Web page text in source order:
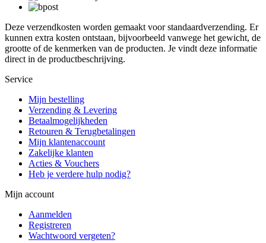
Deze verzendkosten worden gemaakt voor standaardverzending. Er
kunnen extra kosten ontstaan, bijvoorbeeld vanwege het gewicht, de
grootte of de kenmerken van de producten. Je vindt deze informatie
direct in de productbeschrijving.
Service
Mijn bestelling
Verzending & Levering
Betaalmogelijkheden
Retouren & Terugbetalingen
Mijn klantenaccount
Zakelijke klanten
Acties & Vouchers
Heb je verdere hulp nodig?
Mijn account
Aanmelden
Registreren
Wachtwoord vergeten?